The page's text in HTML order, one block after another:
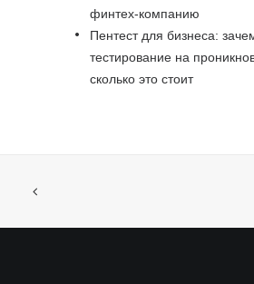
финтех-компанию
Пентест для бизнеса:
тестирование на
сколько это стоит